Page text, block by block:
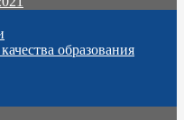
образования